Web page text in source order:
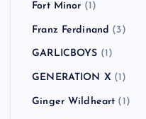
Fort Minor (1)
Franz Ferdinand (3)
GARLICBOYS (1)
GENERATION X (1)
Ginger Wildheart (1)